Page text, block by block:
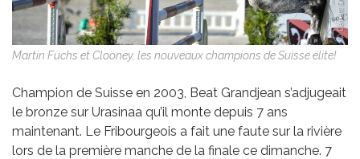
Martin Fuchs et Clooney, les nouveaux champions de Suisse élite!
Champion de Suisse en 2003, Beat Grandjean s’adjugeait
le bronze sur Urasinaa qu’il monte depuis 7 ans
maintenant. Le Fribourgeois a fait une faute sur la rivière
lors de la première manche de la finale ce dimanche. 7